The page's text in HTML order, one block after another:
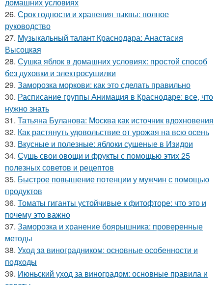
26. Срок годности и хранения тыквы: полное
руководство
27. Музыкальный талант Краснодара: Анастасия
Высоцкая
28. Сушка яблок в домашних условиях: простой способ
без духовки и электросушилки
29. Заморозка моркови: как это сделать правильно
30. Расписание группы Анимация в Краснодаре: все, что
нужно знать
31. Татьяна Буланова: Москва как источник вдохновения
32. Как растянуть удовольствие от урожая на всю осень
33. Вкусные и полезные: яблоки сушеные в Изидри
34. Сушь свои овощи и фрукты с помощью этих 25
полезных советов и рецептов
35. Быстрое повышение потенции у мужчин с помощью
продуктов
36. Томаты гиганты устойчивые к фитофторе: что это и
почему это важно
37. Заморозка и хранение боярышника: проверенные
методы
38. Уход за виноградником: основные особенности и
подходы
39. Июньский уход за виноградом: основные правила и